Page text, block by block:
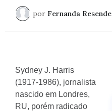
por Fernanda Resende
Sydney J. Harris
(1917-1986), jornalista
nascido em Londres,
RU, porém radicado